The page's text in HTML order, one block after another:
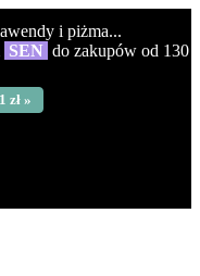
i piżma...
SEN do zakupów od 130
zł »